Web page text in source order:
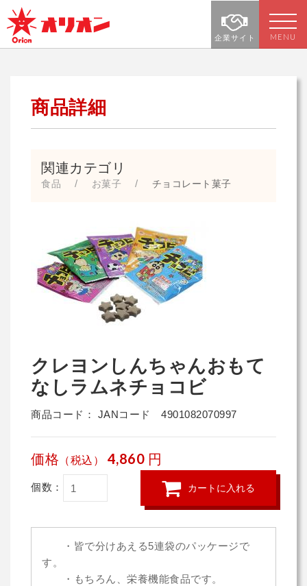
企業サイト MENU
商品詳細
関連カテゴリ
食品 お菓子 チョコレート菓子
クレヨンしんちゃんおもて
なしラムネチョコビ
商品コード： JANコード 4901082070997
価格 （税込） 4,860 円
個数： カートに入れる
・皆で分けあえる5連袋のパッケージで
す。
・もちろん、栄養機能食品です。